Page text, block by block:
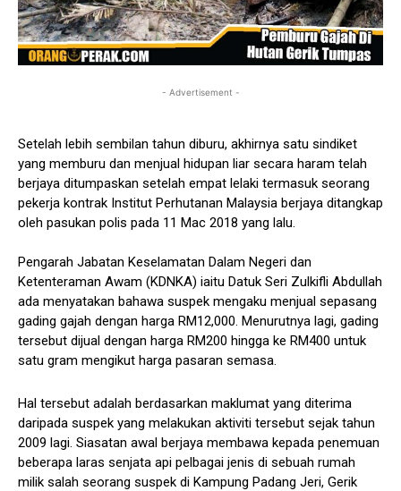
- Advertisement -
Setelah lebih sembilan tahun diburu, akhirnya satu sindiket
yang memburu dan menjual hidupan liar secara haram telah
berjaya ditumpaskan setelah empat lelaki termasuk seorang
pekerja kontrak Institut Perhutanan Malaysia berjaya ditangkap
oleh pasukan polis pada 11 Mac 2018 yang lalu.
Pengarah Jabatan Keselamatan Dalam Negeri dan
Ketenteraman Awam (KDNKA) iaitu Datuk Seri Zulkifli Abdullah
ada menyatakan bahawa suspek mengaku menjual sepasang
gading gajah dengan harga RM12,000. Menurutnya lagi, gading
tersebut dijual dengan harga RM200 hingga ke RM400 untuk
satu gram mengikut harga pasaran semasa.
Hal tersebut adalah berdasarkan maklumat yang diterima
daripada suspek yang melakukan aktiviti tersebut sejak tahun
2009 lagi. Siasatan awal berjaya membawa kepada penemuan
beberapa laras senjata api pelbagai jenis di sebuah rumah
milik salah seorang suspek di Kampung Padang Jeri, Gerik